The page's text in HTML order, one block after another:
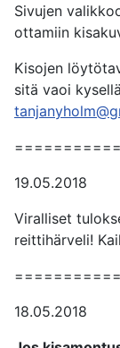
Sivujen
ottamiin
Kisojen
sitä vaoi
19.05.2018
Viralliset
reittihärveli!
18.05.2018